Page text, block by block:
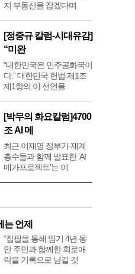
지 부동산을 잡겠다며
[정중규 칼럼-시대유감]
“미완
“대한민국은 민주공화국이
다.” 대한민국 헌법 제1조
제1항의 이 선언을
[박무의 화요칼럼]4700
조 AI 메
최근 이재명 정부가 재계
총수들과 함께 발표한 ‘AI
메가프로젝트’는 이
는 언제
“집필을 통해 임기 4년 동
안 주민과 함께한 희로애
락을 기록으로 남길 것